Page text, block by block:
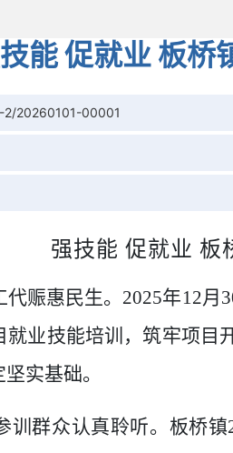
能 促就业 板桥
20260101-00001
强技能 促就业 板
赈惠民生。 2025年12月
业技能培训，筑牢项
实基础。
训群众认真聆听。板桥镇